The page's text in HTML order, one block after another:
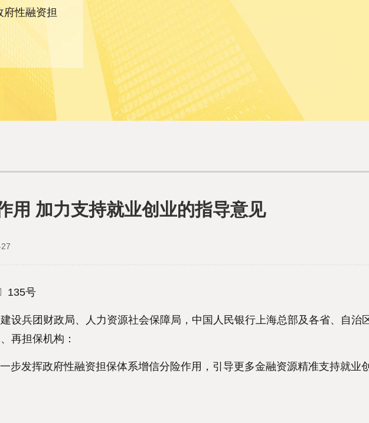
性融资担
用 加力支持就业创业的指导意见
135号
兵团财政局、人力资源社会保障局，中国人民银行上海总部及各省、自治
再担保机构：
发挥政府性融资担保体系增信分险作用，引导更多金融资源精准支持就业